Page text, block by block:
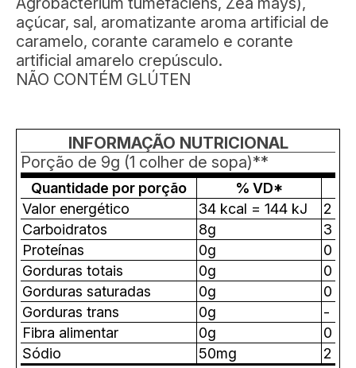
açúcar, sal, aromatizante aroma artificial de
caramelo, corante caramelo e corante
artificial amarelo crepúsculo.
NÃO CONTÉM GLÚTEN
INFORMAÇÃO NUTRICIONAL
Porção de 9g (1 colher de sopa)**
Quantidade por porção
% VD*
Valor energético
34 kcal = 144 kJ
2
Carboidratos
8g
3
Proteínas
0g
0
Gorduras totais
0g
0
Gorduras saturadas
0g
0
Gorduras trans
0g
-
Fibra alimentar
0g
0
Sódio
50mg 2